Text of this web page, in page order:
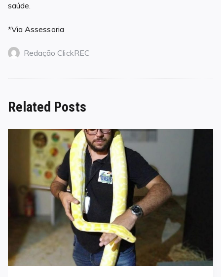
saúde.
*Via Assessoria
Redação ClickREC
Related Posts